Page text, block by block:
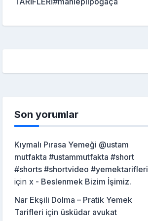
Son yorumlar
Kıymalı Pırasa Yemeği @ustam
mutfakta #ustammutfakta #short
#shorts #shortvideo #yemektarifleri
için x - Beslenmek Bizim İşimiz.
Nar Ekşili Dolma – Pratik Yemek
Tarifleri için üsküdar avukat